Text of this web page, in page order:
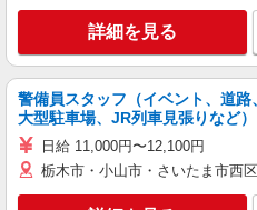
詳細を見る
警備員スタッフ（イベント、道路
大型駐車場、JR列車見張りなど）
日給 11,000円〜12,100円
栃木市・小山市・さいたま市西